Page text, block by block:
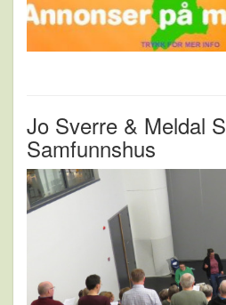
Jo Sverre & Meldal
Samfunnshus